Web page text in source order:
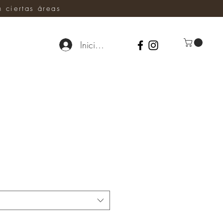
Iniciar sesión
ciertas áreas